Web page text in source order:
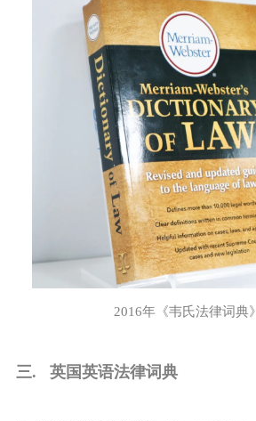
2016年《韦氏法律词典》
三. 英国英语法律词典